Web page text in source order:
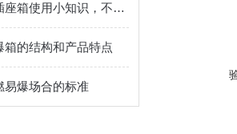
关于防爆插座箱使用小知识，不可错过
箱的结构和产品特点
易爆场合的标准